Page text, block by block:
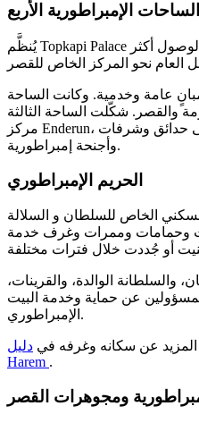
الساحات الإمبراطورية الأربع
يُنظَّم Topkapi Palace حول أربع ساحات رئيسية. أصبح الوصول أكثر
عامة وخدمية. وكانت الساحة
والقصر. شكّلت الساحة الثالثة
مركز Enderun، بينما احتوت الساحة الرابعة على حدائق وشرفات
وأجنحة إمبراطورية.
الحريم الإمبراطوري
الخاص للسلطان و السلالة
وحمامات وممرات وغرف خدمة
والسلطانة الوالدة، والقرينات،
عن حماية وخدمة البيت
الإمبراطوري.
عن سكانه وغرفه في دليل Topkapi Palace
Harem .
ومجوهرات القصر